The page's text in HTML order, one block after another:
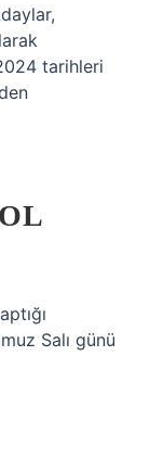
tarihleri
Salı günü